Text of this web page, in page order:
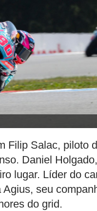
Filip Salac, piloto
Daniel
lugar. Líder do
seu
do grid.